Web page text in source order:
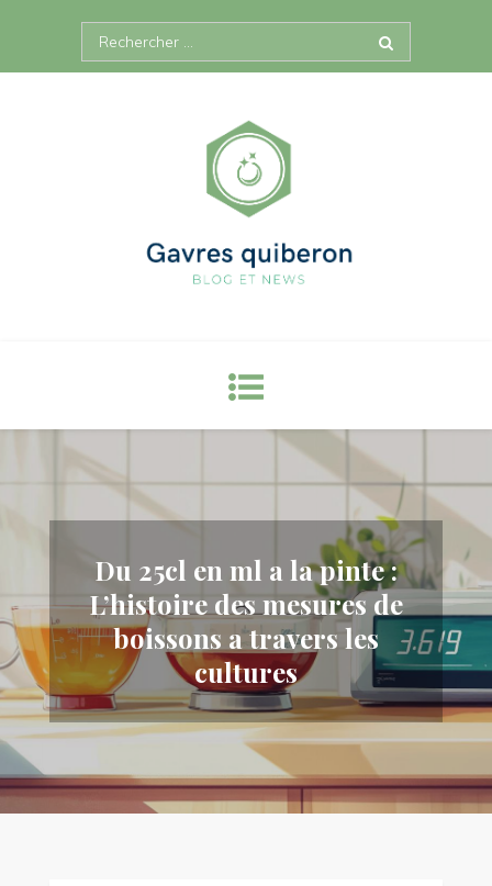
content
Search
for:
Du 25cl en ml a la pinte :
L’histoire des mesures de
boissons a travers les
cultures